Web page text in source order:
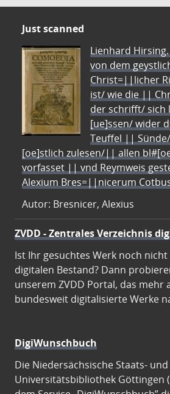
Just scanned
Lienhard
von dem
Christ=||licher
ist/ wie die ||
der schrifft/
[ue]ssen/ wider
Teuffel ||
[oe]stlich zulesen/|| allen
vorfasset || vnd Reymweis
Alexium Bres=||nicerum
Autor: Bresnicer, Alexius
ZVDD - Zentrales Verzeichnis
Ist Ihr gesuchtes Werk noch
digitalen Bestand? Dann
unserem ZVDD Portal, das mehr
bundesweit digitalisierte Werke
DigiWunschbuch
Die Niedersächsische Staats- und
Universitätsbibliothek Göttingen